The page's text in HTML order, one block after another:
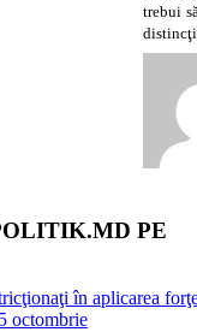
trebui
PE
în aplicarea
octombrie